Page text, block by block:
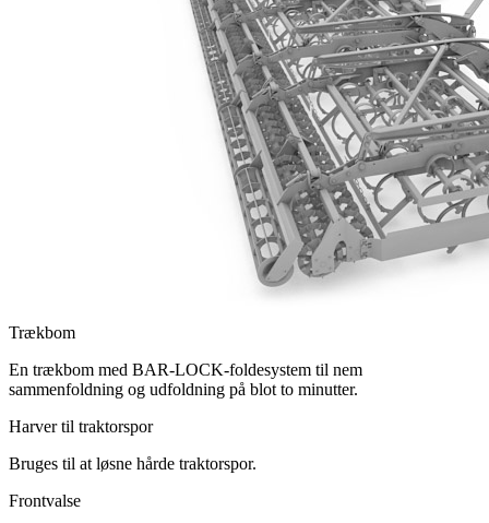
Trækbom
En trækbom med BAR-LOCK-foldesystem til nem
sammenfoldning og udfoldning på blot to minutter.
Harver til traktorspor
Bruges til at løsne hårde traktorspor.
Frontvalse